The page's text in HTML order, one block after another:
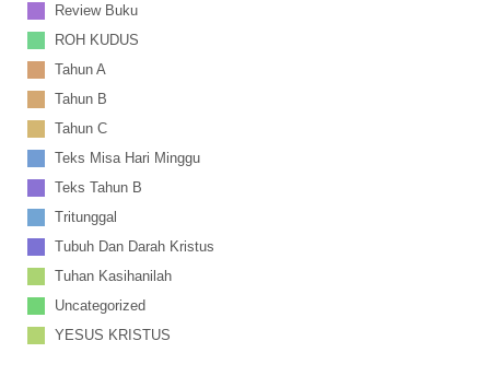
Review Buku
ROH KUDUS
Tahun A
Tahun B
Tahun C
Teks Misa Hari Minggu
Teks Tahun B
Tritunggal
Tubuh Dan Darah Kristus
Tuhan Kasihanilah
Uncategorized
YESUS KRISTUS